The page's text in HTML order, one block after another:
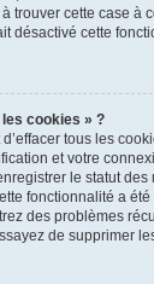
trouver cette case à
désactivé cette
cookies » ?
tous les
et votre
le statut des
fonctionnalité a
des problèmes
de supprimer